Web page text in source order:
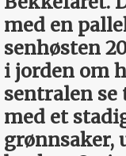
med en
senhøsten
i ­jorden om
sentralen se
med et